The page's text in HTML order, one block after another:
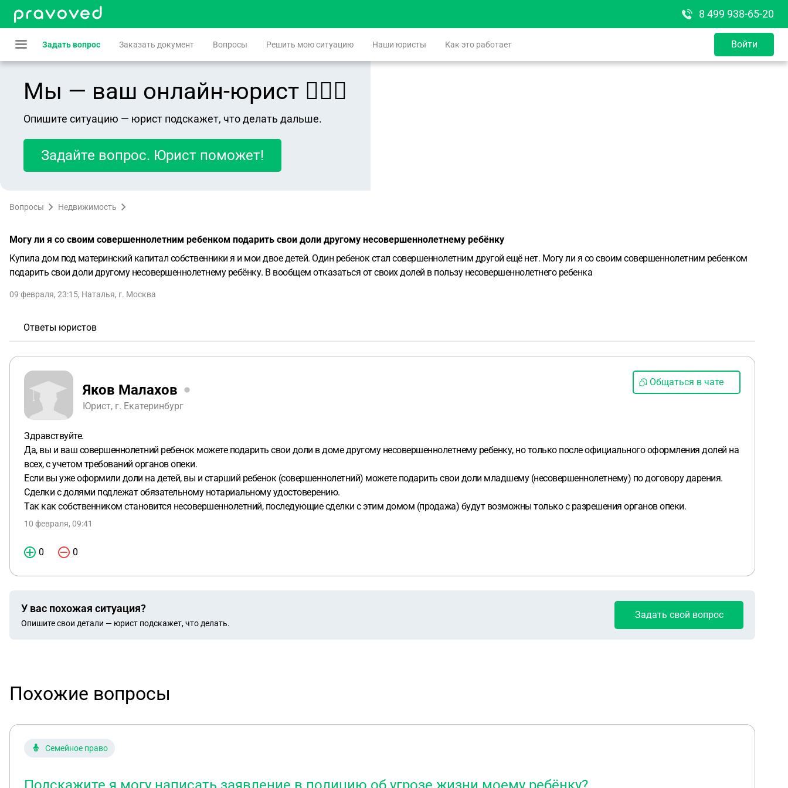
8 499 938-65-20
Задать вопрос Заказать документ Вопросы Решить мою ситуацию Наши юристы Как это работает Войти
Мы — ваш онлайн-юрист 👨🏻‍⚖️
Опишите ситуацию — юрист подскажет, что делать дальше.
Задайте вопрос. Юрист поможет!
Вопросы Недвижимость
Могу ли я со своим совершеннолетним ребенком подарить свои доли другому несовершеннолетнему ребёнку
Купила дом под материнский капитал собственники я и мои двое детей. Один ребенок стал совершеннолетним другой ещё нет. Могу ли я со своим совершеннолетним ребенком
подарить свои доли другому несовершеннолетнему ребёнку. В вообщем отказаться от своих долей в пользу несовершеннолетнего ребенка
09 февраля, 23:15, Наталья, г. Москва
Ответы юристов
Яков Малахов
Юрист, г. Екатеринбург
Общаться в чате
Здравствуйте.
Да, вы и ваш совершеннолетний ребенок можете подарить свои доли в доме другому несовершеннолетнему ребенку, но только после официального оформления долей на
всех, с учетом требований органов опеки.
Если вы уже оформили доли на детей, вы и старший ребенок (совершеннолетний) можете подарить свои доли младшему (несовершеннолетнему) по договору дарения.
Сделки с долями подлежат обязательному нотариальному удостоверению.
Так как собственником становится несовершеннолетний, последующие сделки с этим домом (продажа) будут возможны только с разрешения органов опеки.
10 февраля, 09:41
0 0
У вас похожая ситуация?
Опишите свои детали — юрист подскажет, что делать.
Задать свой вопрос
Похожие вопросы
Семейное право